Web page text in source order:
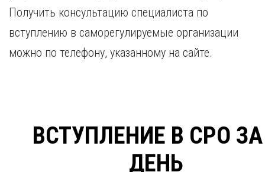
Получить консультацию специалиста по
вступлению в саморегулируемые организации
можно по телефону, указанному на сайте.
ВСТУПЛЕНИЕ В СРО
ДЕНЬ